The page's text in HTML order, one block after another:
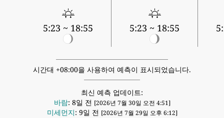
5:23 ~ 18:55 5:23 ~ 18:55
시간대 +08:00을 사용하여 예측이 표시되었습니다.
최신 예측 업데이트:
바람: 8일 전 [2026년 7월 30일 오전 4:51]
미세먼지: 9일 전 [2026년 7월 29일 오후 6:12]